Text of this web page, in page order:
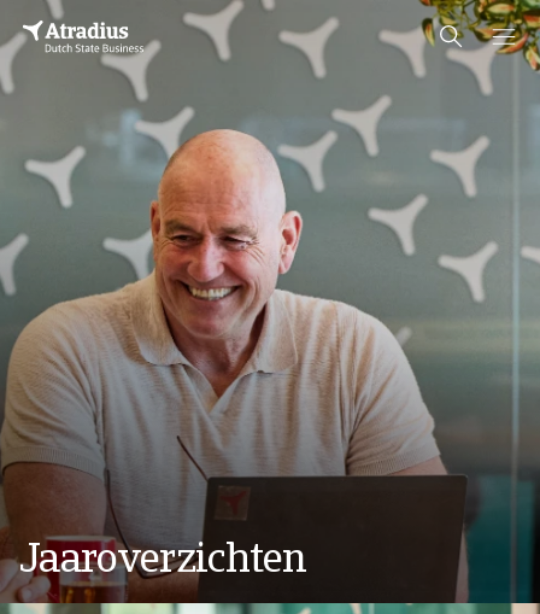
Jaaroverzichten